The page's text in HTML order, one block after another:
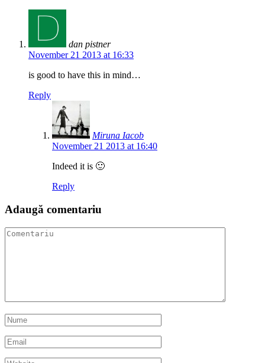
dan pistner
November 21 2013 at 16:33
is good to have this in mind…
Reply
Miruna Iacob
November 21 2013 at 16:40
Indeed it is 🙂
Reply
Adaugă comentariu